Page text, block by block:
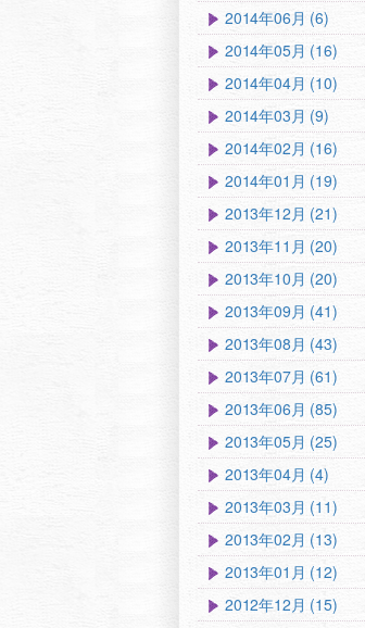
2014年06月 (6)
2014年05月 (16)
2014年04月 (10)
2014年03月 (9)
2014年02月 (16)
2014年01月 (19)
2013年12月 (21)
2013年11月 (20)
2013年10月 (20)
2013年09月 (41)
2013年08月 (43)
2013年07月 (61)
2013年06月 (85)
2013年05月 (25)
2013年04月 (4)
2013年03月 (11)
2013年02月 (13)
2013年01月 (12)
2012年12月 (15)